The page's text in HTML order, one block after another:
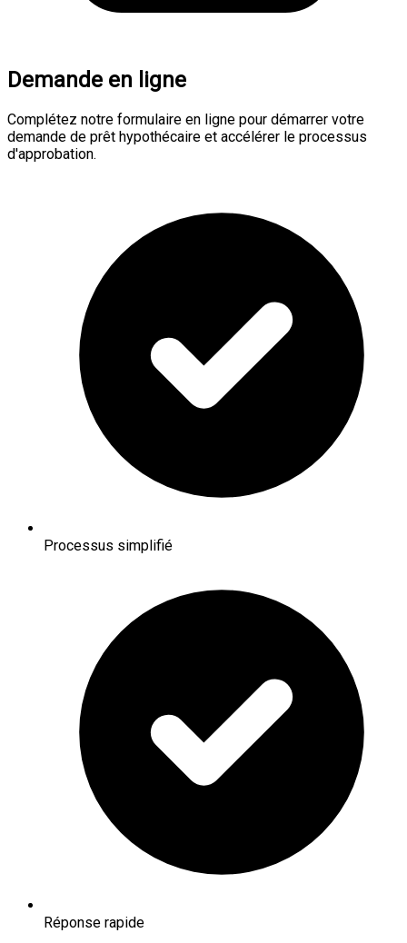
Demande en ligne
Complétez notre formulaire en ligne pour démarrer votre
demande de prêt hypothécaire et accélérer le processus
d'approbation.
Processus simplifié
Réponse rapide